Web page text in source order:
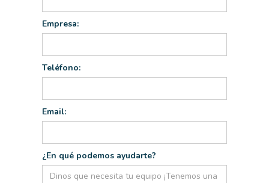
Empresa:
Teléfono:
Email:
¿En qué podemos ayudarte?